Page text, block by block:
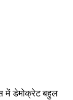
में डेमोक्रेट बहुल